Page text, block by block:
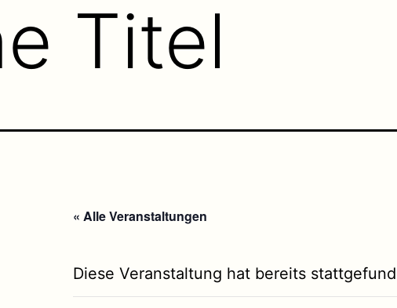
Titel
« Alle Veranstaltungen
Diese Veranstaltung hat bereits